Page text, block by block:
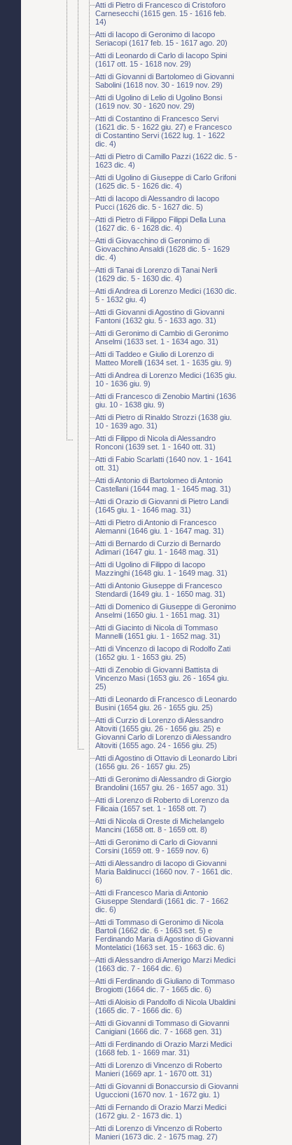
Atti di Pietro di Francesco di Cristoforo
Carnesecchi (1615 gen. 15 - 1616 feb.
14)
Atti di Iacopo di Geronimo di Iacopo
Seriacopi (1617 feb. 15 - 1617 ago. 20)
Atti di Leonardo di Carlo di Iacopo Spini
(1617 ott. 15 - 1618 nov. 29)
Atti di Giovanni di Bartolomeo di Giovanni
Sabolini (1618 nov. 30 - 1619 nov. 29)
Atti di Ugolino di Lelio di Ugolino Bonsi
(1619 nov. 30 - 1620 nov. 29)
Atti di Costantino di Francesco Servi
(1621 dic. 5 - 1622 giu. 27) e Francesco
di Costantino Servi (1622 lug. 1 - 1622
dic. 4)
Atti di Pietro di Camillo Pazzi (1622 dic. 5 -
1623 dic. 4)
Atti di Ugolino di Giuseppe di Carlo Grifoni
(1625 dic. 5 - 1626 dic. 4)
Atti di Iacopo di Alessandro di Iacopo
Pucci (1626 dic. 5 - 1627 dic. 5)
Atti di Pietro di Filippo Filippi Della Luna
(1627 dic. 6 - 1628 dic. 4)
Atti di Giovacchino di Geronimo di
Giovacchino Ansaldi (1628 dic. 5 - 1629
dic. 4)
Atti di Tanai di Lorenzo di Tanai Nerli
(1629 dic. 5 - 1630 dic. 4)
Atti di Andrea di Lorenzo Medici (1630 dic.
5 - 1632 giu. 4)
Atti di Giovanni di Agostino di Giovanni
Fantoni (1632 giu. 5 - 1633 ago. 31)
Atti di Geronimo di Cambio di Geronimo
Anselmi (1633 set. 1 - 1634 ago. 31)
Atti di Taddeo e Giulio di Lorenzo di
Matteo Morelli (1634 set. 1 - 1635 giu. 9)
Atti di Andrea di Lorenzo Medici (1635 giu.
10 - 1636 giu. 9)
Atti di Francesco di Zenobio Martini (1636
giu. 10 - 1638 giu. 9)
Atti di Pietro di Rinaldo Strozzi (1638 giu.
10 - 1639 ago. 31)
Atti di Filippo di Nicola di Alessandro
Ronconi (1639 set. 1 - 1640 ott. 31)
Atti di Fabio Scarlatti (1640 nov. 1 - 1641
ott. 31)
Atti di Antonio di Bartolomeo di Antonio
Castellani (1644 mag. 1 - 1645 mag. 31)
Atti di Orazio di Giovanni di Pietro Landi
(1645 giu. 1 - 1646 mag. 31)
Atti di Pietro di Antonio di Francesco
Alemanni (1646 giu. 1 - 1647 mag. 31)
Atti di Bernardo di Curzio di Bernardo
Adimari (1647 giu. 1 - 1648 mag. 31)
Atti di Ugolino di Filippo di Iacopo
Mazzinghi (1648 giu. 1 - 1649 mag. 31)
Atti di Antonio Giuseppe di Francesco
Stendardi (1649 giu. 1 - 1650 mag. 31)
Atti di Domenico di Giuseppe di Geronimo
Anselmi (1650 giu. 1 - 1651 mag. 31)
Atti di Giacinto di Nicola di Tommaso
Mannelli (1651 giu. 1 - 1652 mag. 31)
Atti di Vincenzo di Iacopo di Rodolfo Zati
(1652 giu. 1 - 1653 giu. 25)
Atti di Zenobio di Giovanni Battista di
Vincenzo Masi (1653 giu. 26 - 1654 giu.
25)
Atti di Leonardo di Francesco di Leonardo
Busini (1654 giu. 26 - 1655 giu. 25)
Atti di Curzio di Lorenzo di Alessandro
Altoviti (1655 giu. 26 - 1656 giu. 25) e
Giovanni Carlo di Lorenzo di Alessandro
Altoviti (1655 ago. 24 - 1656 giu. 25)
Atti di Agostino di Ottavio di Leonardo Libri
(1656 giu. 26 - 1657 giu. 25)
Atti di Geronimo di Alessandro di Giorgio
Brandolini (1657 giu. 26 - 1657 ago. 31)
Atti di Lorenzo di Roberto di Lorenzo da
Filicaia (1657 set. 1 - 1658 ott. 7)
Atti di Nicola di Oreste di Michelangelo
Mancini (1658 ott. 8 - 1659 ott. 8)
Atti di Geronimo di Carlo di Giovanni
Corsini (1659 ott. 9 - 1659 nov. 6)
Atti di Alessandro di Iacopo di Giovanni
Maria Baldinucci (1660 nov. 7 - 1661 dic.
6)
Atti di Francesco Maria di Antonio
Giuseppe Stendardi (1661 dic. 7 - 1662
dic. 6)
Atti di Tommaso di Geronimo di Nicola
Bartoli (1662 dic. 6 - 1663 set. 5) e
Ferdinando Maria di Agostino di Giovanni
Montelatici (1663 set. 15 - 1663 dic. 6)
Atti di Alessandro di Amerigo Marzi Medici
(1663 dic. 7 - 1664 dic. 6)
Atti di Ferdinando di Giuliano di Tommaso
Brogiotti (1664 dic. 7 - 1665 dic. 6)
Atti di Aloisio di Pandolfo di Nicola Ubaldini
(1665 dic. 7 - 1666 dic. 6)
Atti di Giovanni di Tommaso di Giovanni
Canigiani (1666 dic. 7 - 1668 gen. 31)
Atti di Ferdinando di Orazio Marzi Medici
(1668 feb. 1 - 1669 mar. 31)
Atti di Lorenzo di Vincenzo di Roberto
Manieri (1669 apr. 1 - 1670 ott. 31)
Atti di Giovanni di Bonaccursio di Giovanni
Uguccioni (1670 nov. 1 - 1672 giu. 1)
Atti di Fernando di Orazio Marzi Medici
(1672 giu. 2 - 1673 dic. 1)
Atti di Lorenzo di Vincenzo di Roberto
Manieri (1673 dic. 2 - 1675 mag. 27)